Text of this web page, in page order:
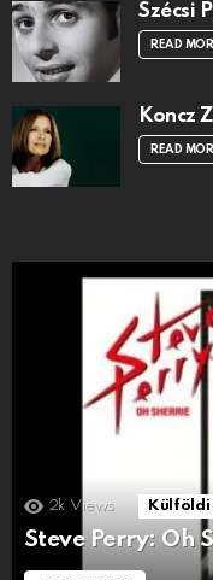
Szécsi
READ
Koncz
READ
2k Views Külföldi
Steve Perry: Oh